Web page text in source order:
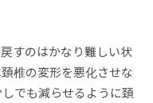
すのはかなり難しい状
椎の変形を悪化させな
でも減らせるように頚